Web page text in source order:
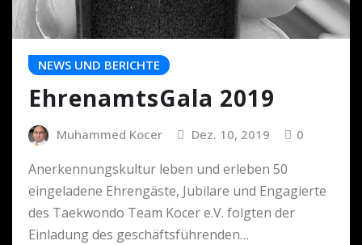
NEWS UND BERICHTE
EhrenamtsGala 2019
Muhammed Kocer Dez. 10, 2019 0
Anerkennungskultur leben und erleben 50
eingeladene Ehrengäste, Jubilare und Engagierte
des Taekwondo Team Kocer e.V. folgten der
Einladung des geschäftsführenden…